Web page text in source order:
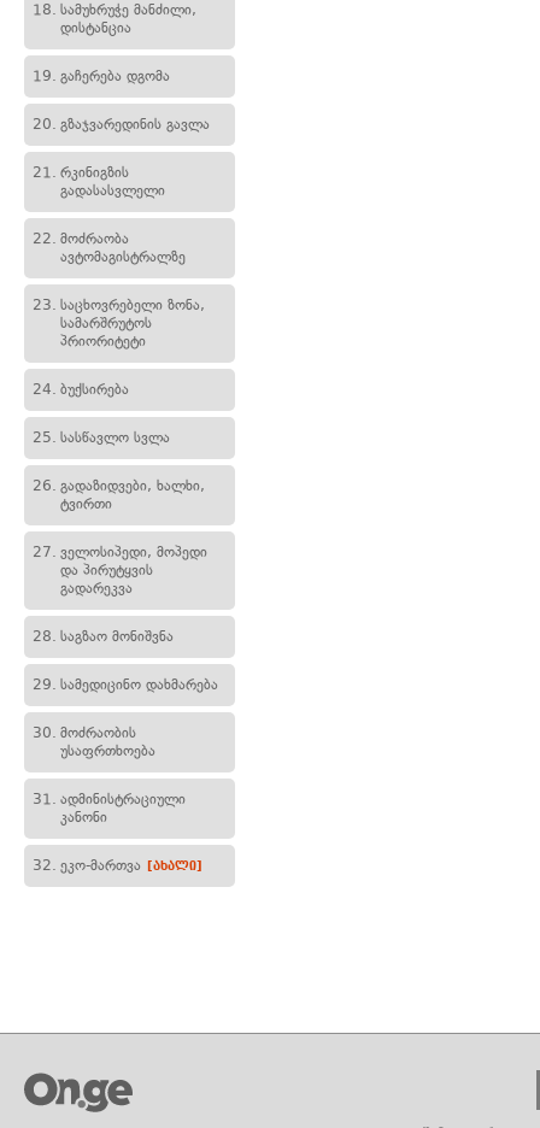
18. სამუხრუჭე მანძილი,
დისტანცია
19. გაჩერება დგომა
20. გზაჯვარედინის გავლა
21. რკინიგზის
გადასასვლელი
22. მოძრაობა
ავტომაგისტრალზე
23. საცხოვრებელი ზონა,
სამარშრუტოს
პრიორიტეტი
24. ბუქსირება
25. სასწავლო სვლა
26. გადაზიდვები, ხალხი,
ტვირთი
27. ველოსიპედი, მოპედი
და პირუტყვის
გადარეკვა
28. საგზაო მონიშვნა
29. სამედიცინო დახმარება
30. მოძრაობის
უსაფრთხოება
31. ადმინისტრაციული
კანონი
32. ეკო-მართვა [ახალი]